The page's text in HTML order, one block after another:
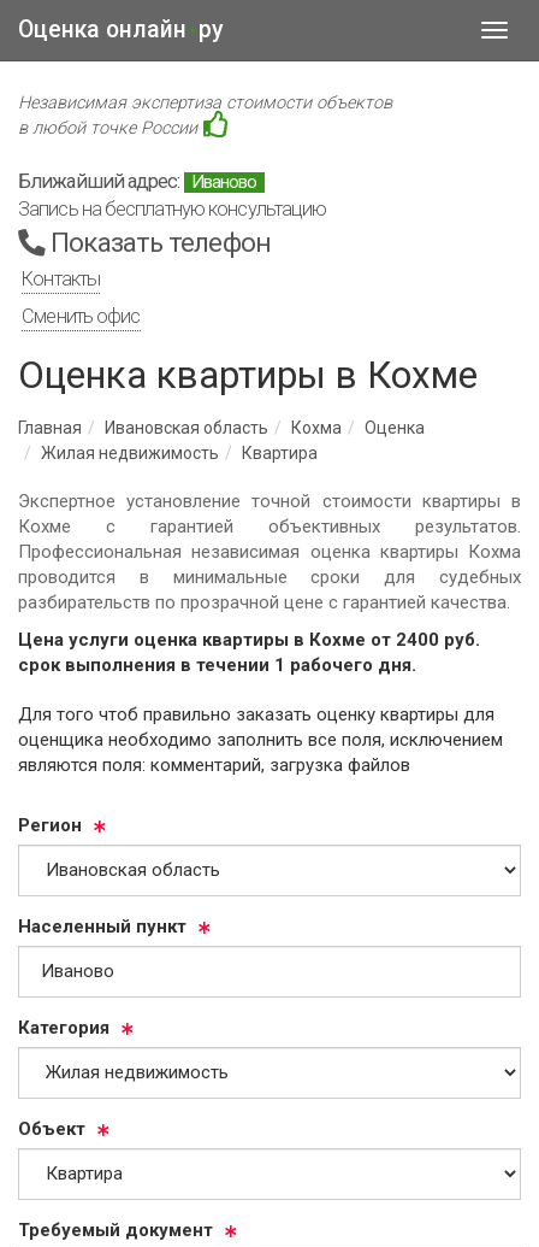
Оценка онлайн • ру
Независимая экспертиза стоимости объектов
в любой точке России
Ближайший адрес: Иваново
Запись на бесплатную консультацию
Показать телефон
Контакты
Сменить офис
Оценка квартиры в Кохме
Главная Ивановская область Кохма
Оценка
Жилая недвижимость
Квартира
Экспертное установление точной стоимости квартиры в
Кохме с гарантией объективных результатов.
Профессиональная независимая оценка квартиры Кохма
проводится в минимальные сроки для судебных
разбирательств по прозрачной цене с гарантией качества.
Цена услуги оценка квартиры в Кохме от 2400 руб.
cрок выполнения в течении 1 рабочего дня.
Для того чтоб правильно заказать оценку квартиры для
оценщика необходимо заполнить все поля, исключением
являются поля: комментарий, загрузка файлов
Ре­ги­он
На­се­лен­ный пункт
Ка­те­го­рия
Объ­ект
Тре­бу­емый до­ку­мент